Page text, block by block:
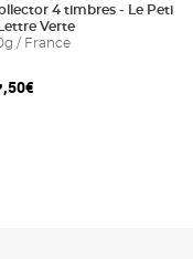
au panier
4 timbres - Le Petit
Verte
/ France
,50€